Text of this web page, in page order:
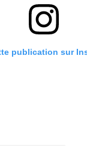
publication sur